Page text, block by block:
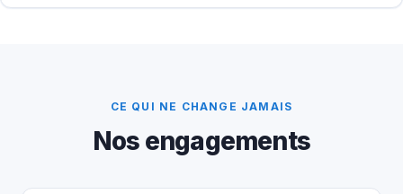
CE QUI NE CHANGE JAMAIS
Nos engagements